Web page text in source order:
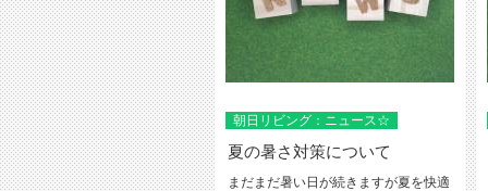
朝日リビング：ニュース☆
夏の暑さ対策について
まだまだ暑い日が続きますが夏を快適